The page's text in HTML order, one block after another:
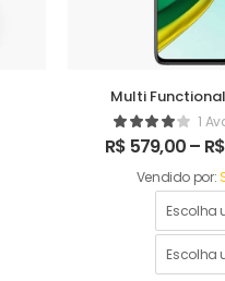
Multi
1
R$ 579,00– R$
Vendido por: